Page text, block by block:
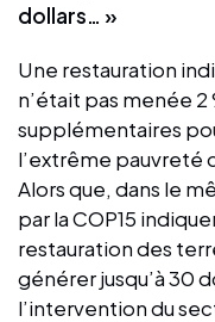
dollars… »
Une restauration
n’était pas menée 2
supplémentaires
l’extrême pauvreté
Alors que, dans le
par la COP15
restauration des
générer jusqu’à 30
l’intervention du